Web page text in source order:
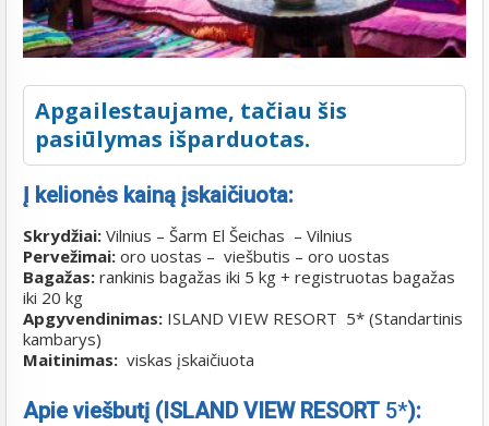
Apgailestaujame, tačiau šis
pasiūlymas išparduotas.
Į kelionės kainą įskaičiuota:
Skrydžiai: Vilnius – Šarm El Šeichas – Vilnius
Pervežimai: oro uostas – viešbutis – oro uostas
Bagažas: rankinis bagažas iki 5 kg + registruotas bagažas
iki 20 kg
Apgyvendinimas: ISLAND VIEW RESORT 5* (Standartinis
kambarys)
Maitinimas: viskas įskaičiuota
Apie viešbutį (ISLAND VIEW RESORT 5*):